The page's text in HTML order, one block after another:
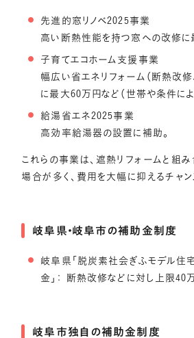
先進的窓リノベ2025事業
高い断熱性能を持つ窓への改修に
子育てエコホーム支援事業
幅広い省エネリフォーム（断熱改修
に最大60万円など（世帯や条件によ
給湯省エネ2025事業
高効率給湯器の設置に補助。
これらの事業は、遮熱リフォームと組
場合が多く、費用を大幅に抑えるチャン
岐阜県・岐阜市の補助金制度
岐阜県「脱炭素社会ぎふモデル住
金」： 断熱改修などに対し上限40万
岐阜市独自の補助金制度